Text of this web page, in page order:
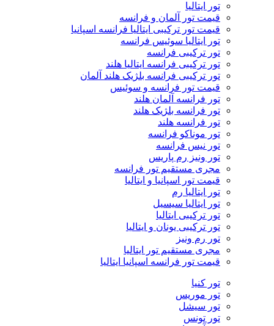
تور ایتالیا
قیمت تور آلمان و فرانسه
قیمت تور ترکیبی ایتالیا فرانسه اسپانیا
تور ایتالیا سوئیس فرانسه
تور ترکیبی فرانسه
تور ترکیبی فرانسه ایتالیا هلند
تور ترکیبی فرانسه بلژیک هلند آلمان
قیمت تور فرانسه و سوئیس
تور فرانسه آلمان هلند
تور فرانسه بلژیک هلند
تور فرانسه هلند
تور موناکو فرانسه
تور نیس فرانسه
تور ونیز رم پاریس
مجری مستقیم تور فرانسه
قیمت تور اسپانیا و ایتالیا
تور ایتالیا رم
تور ایتالیا سیسیل
تور ترکیبی ایتالیا
تور ترکیبی یونان و ایتالیا
تور رم ونیز
مجری مستقیم تور ایتالیا
قیمت تور فرانسه اسپانیا ایتالیا
تور کنیا
تور موریس
تور سیشل
تور تونس